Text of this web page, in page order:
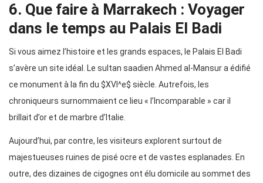
6. Que faire à Marrakech : Voyager
dans le temps au Palais El Badi
Si vous aimez l’histoire et les grands espaces, le Palais El Badi
s’avère un site idéal. Le sultan saadien Ahmed al-Mansur a édifié
ce monument à la fin du $XVI^e$ siècle. Autrefois, les
chroniqueurs surnommaient ce lieu « l’Incomparable » car il
brillait d’or et de marbre d’Italie.
Aujourd’hui, par contre, les visiteurs explorent surtout de
majestueuses ruines de pisé ocre et de vastes esplanades. En
outre, des dizaines de cigognes ont élu domicile au sommet des